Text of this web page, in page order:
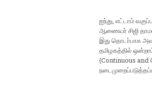
ஐந்து, எட்டாம்
ஆணையா் சிஜி
இது தொடா்பாக அவா்
தமிழகத்தில்
(C‌o‌n‌t‌i‌n‌u‌o‌u‌s a‌n‌d